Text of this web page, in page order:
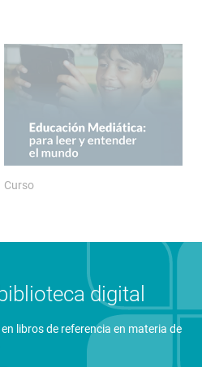
Curso
digital
libros de referencia en materia de